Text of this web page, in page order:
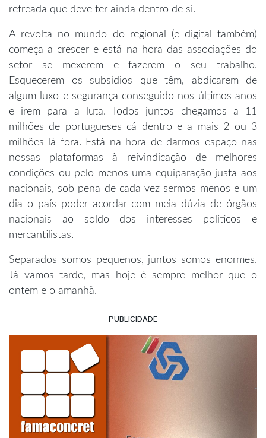
refreada que deve ter ainda dentro de si.
A revolta no mundo do regional (e digital também)
começa a crescer e está na hora das associações do
setor se mexerem e fazerem o seu trabalho.
Esquecerem os subsídios que têm, abdicarem de
algum luxo e segurança conseguido nos últimos anos
e irem para a luta. Todos juntos chegamos a 11
milhões de portugueses cá dentro e a mais 2 ou 3
milhões lá fora. Está na hora de darmos espaço nas
nossas plataformas à reivindicação de melhores
condições ou pelo menos uma equiparação justa aos
nacionais, sob pena de cada vez sermos menos e um
dia o país poder acordar com meia dúzia de órgãos
nacionais ao soldo dos interesses políticos e
mercantilistas.
Separados somos pequenos, juntos somos enormes.
Já vamos tarde, mas hoje é sempre melhor que o
ontem e o amanhã.
PUBLICIDADE